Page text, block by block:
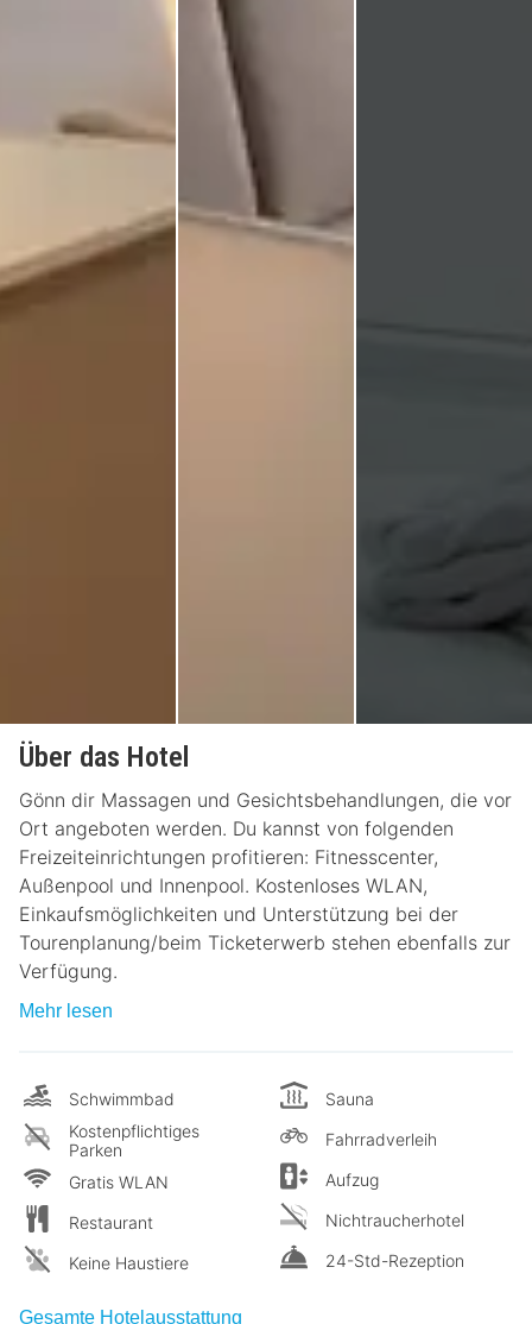
Über das Hotel
Gönn dir Massagen und Gesichtsbehandlungen, die vor
Ort angeboten werden. Du kannst von folgenden
Freizeiteinrichtungen profitieren: Fitnesscenter,
Außenpool und Innenpool. Kostenloses WLAN,
Einkaufsmöglichkeiten und Unterstützung bei der
Tourenplanung/beim Ticketerwerb stehen ebenfalls zur
Verfügung.
Mehr lesen
Schwimmbad
Kostenpflichtiges
Parken
Gratis WLAN
Restaurant
Keine Haustiere
Sauna
Fahrradverleih
Aufzug
Nichtraucherhotel
24-Std-Rezeption
Gesamte Hotelausstattung